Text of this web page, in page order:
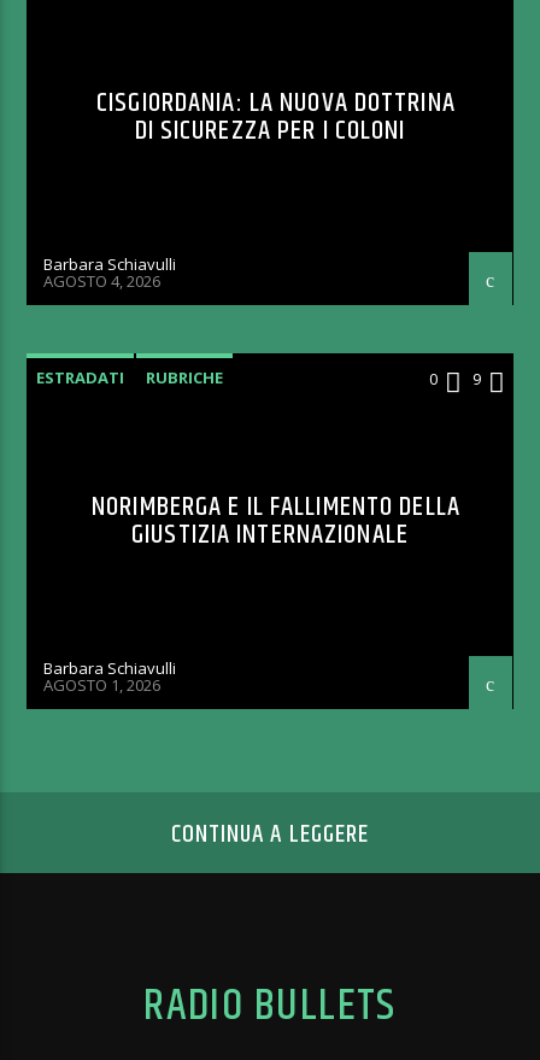
CISGIORDANIA: LA NUOVA DOTTRINA
DI SICUREZZA PER I COLONI
Barbara Schiavulli
AGOSTO 4, 2026
ESTRADATI RUBRICHE 0 9
NORIMBERGA E IL FALLIMENTO DELLA
GIUSTIZIA INTERNAZIONALE
Barbara Schiavulli
AGOSTO 1, 2026
CONTINUA A LEGGERE
RADIO BULLETS